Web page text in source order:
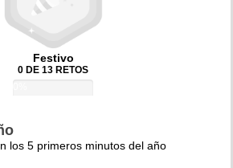
Festivo
0 DE 13 RETOS
los 5 primeros minutos del año